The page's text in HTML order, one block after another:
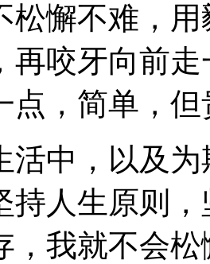
松懈不难，
再咬牙向前
点，简单，
活中，以及
持人生原则
，我就不会